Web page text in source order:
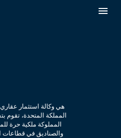
المملكة المتحدة، تقوم
المملوكة ملكية حرة
والصناديق في قطاعات